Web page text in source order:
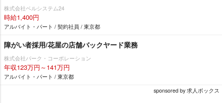
株式会社ベルシステム24
時給1,400円
アルバイト・パート / 契約社員 / 東京都
障がい者採用/花屋の店舗バックヤード業務
株式会社パーク・コーポレーション
年収123万円～141万円
アルバイト・パート / 東京都
sponsored by 求人ボックス